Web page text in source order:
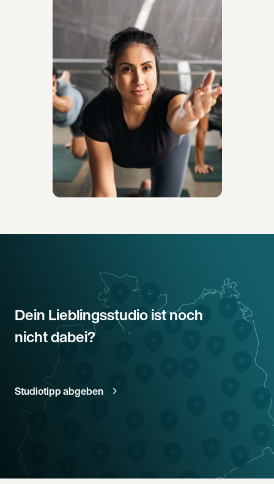
Dein Lieblingsstudio ist noch
nicht dabei?
Studiotipp abgeben